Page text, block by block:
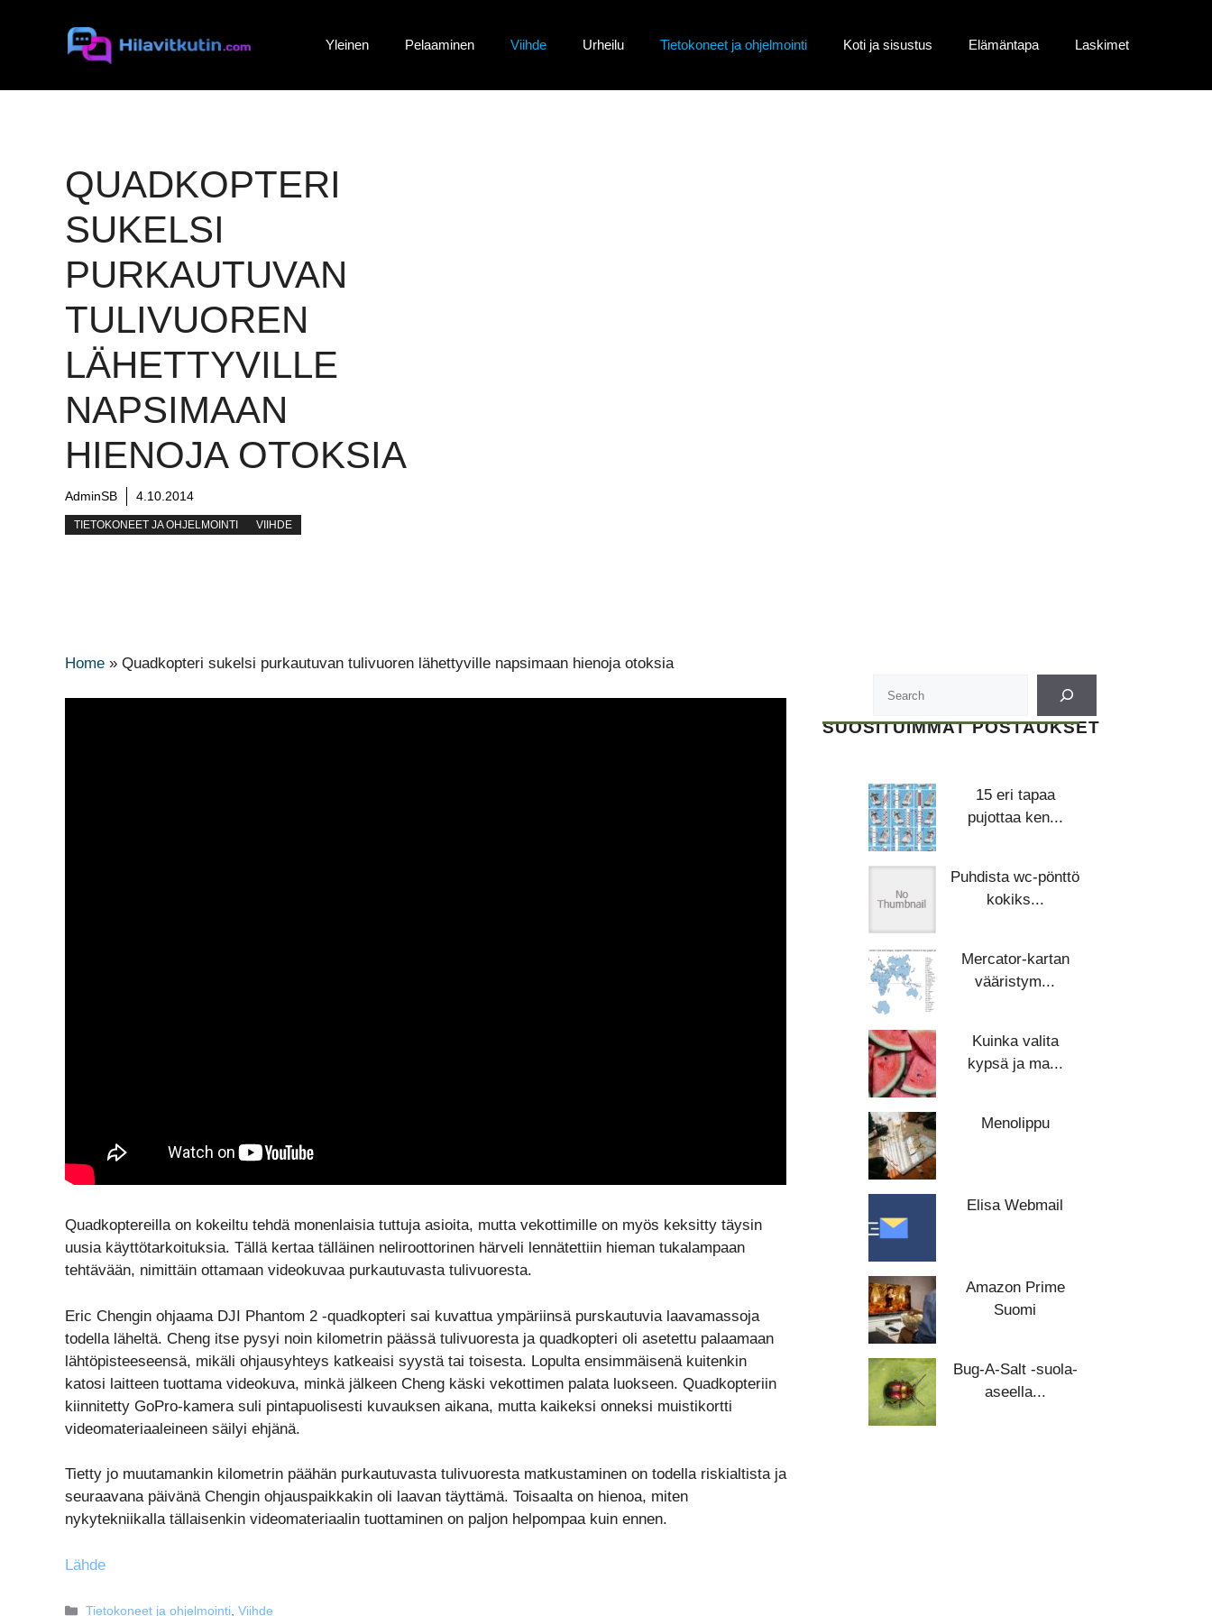
Yleinen Pelaaminen Viihde Urheilu Tietokoneet ja ohjelmointi Koti ja sisustus Elämäntapa Laskimet
QUADKOPTERI
SUKELSI
PURKAUTUVAN
TULIVUOREN
LÄHETTYVILLE
NAPSIMAAN
HIENOJA OTOKSIA
AdminSB 4.10.2014
TIETOKONEET JA OHJELMOINTI VIIHDE
Home » Quadkopteri sukelsi purkautuvan tulivuoren lähettyville napsimaan hienoja otoksia
Quadkoptereilla on kokeiltu tehdä monenlaisia tuttuja asioita, mutta vekottimille on myös keksitty täysin
uusia käyttötarkoituksia. Tällä kertaa tälläinen neliroottorinen härveli lennätettiin hieman tukalampaan
tehtävään, nimittäin ottamaan videokuvaa purkautuvasta tulivuoresta.
Eric Chengin ohjaama DJI Phantom 2 -quadkopteri sai kuvattua ympäriinsä purskautuvia laavamassoja
todella läheltä. Cheng itse pysyi noin kilometrin päässä tulivuoresta ja quadkopteri oli asetettu palaamaan
lähtöpisteeseensä, mikäli ohjausyhteys katkeaisi syystä tai toisesta. Lopulta ensimmäisenä kuitenkin
katosi laitteen tuottama videokuva, minkä jälkeen Cheng käski vekottimen palata luokseen. Quadkopteriin
kiinnitetty GoPro-kamera suli pintapuolisesti kuvauksen aikana, mutta kaikeksi onneksi muistikortti
videomateriaaleineen säilyi ehjänä.
Tietty jo muutamankin kilometrin päähän purkautuvasta tulivuoresta matkustaminen on todella riskialtista ja
seuraavana päivänä Chengin ohjauspaikkakin oli laavan täyttämä. Toisaalta on hienoa, miten
nykytekniikalla tällaisenkin videomateriaalin tuottaminen on paljon helpompaa kuin ennen.
Lähde
Kategoriat
Tietokoneet ja ohjelmointi,Viihde
SUOSITUIMMAT POSTAUKSET
15 eri tapaa
pujottaa ken...
Puhdista wc-pönttö
kokiks...
Mercator-kartan
vääristym...
Kuinka valita
kypsä ja ma...
Menolippu
Elisa Webmail
Amazon Prime
Suomi
Bug-A-Salt -suola-
aseella...